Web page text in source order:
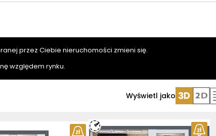
przez Ciebie nieruchomości zmieni się.
względem rynku.
Wyświetl jako